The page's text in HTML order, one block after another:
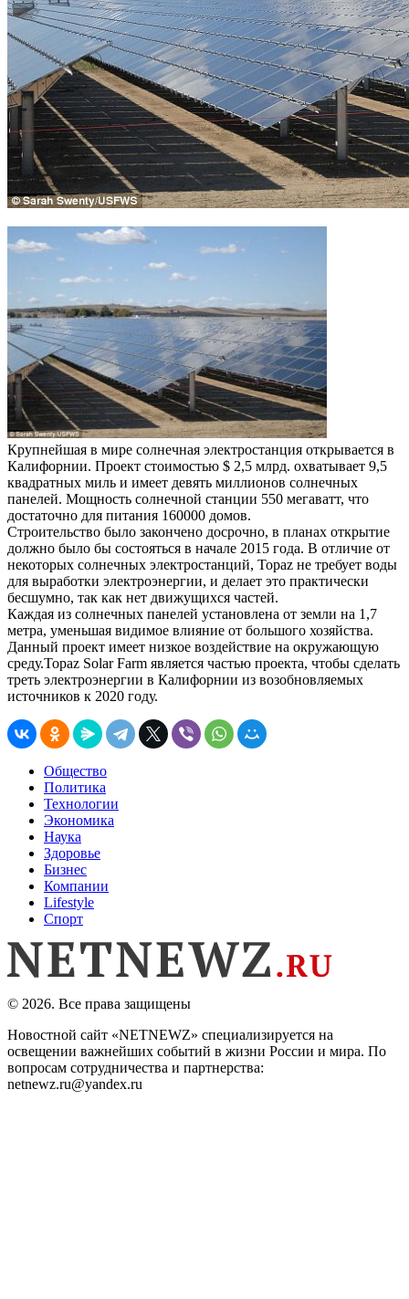
Крупнейшая в мире солнечная электростанция открывается в
Калифорнии. Проект стоимостью $ 2,5 млрд. охватывает 9,5
квадратных миль и имеет девять миллионов солнечных
панелей. Мощность солнечной станции 550 мегаватт, что
достаточно для питания 160000 домов.
Строительство было закончено досрочно, в планах открытие
должно было бы состояться в начале 2015 года. В отличие от
некоторых солнечных электростанций, Topaz не требует воды
для выработки электроэнергии, и делает это практически
бесшумно, так как нет движущихся частей.
Каждая из солнечных панелей установлена от земли на 1,7
метра, уменьшая видимое влияние от большого хозяйства.
Данный проект имеет низкое воздействие на окружающую
среду.Topaz Solar Farm является частью проекта, чтобы сделать
треть электроэнергии в Калифорнии из возобновляемых
источников к 2020 году.
Общество
Политика
Технологии
Экономика
Наука
Здоровье
Бизнес
Компании
Lifestyle
Спорт
© 2026. Все права защищены
Новостной сайт «NETNEWZ» специализируется на
освещении важнейших событий в жизни России и мира. По
вопросам сотрудничества и партнерства:
netnewz.ru@yandex.ru